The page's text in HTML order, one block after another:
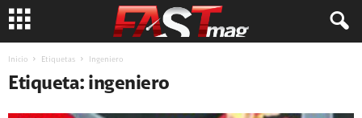
Inicio Etiquetas Ingeniero
Etiqueta: ingeniero